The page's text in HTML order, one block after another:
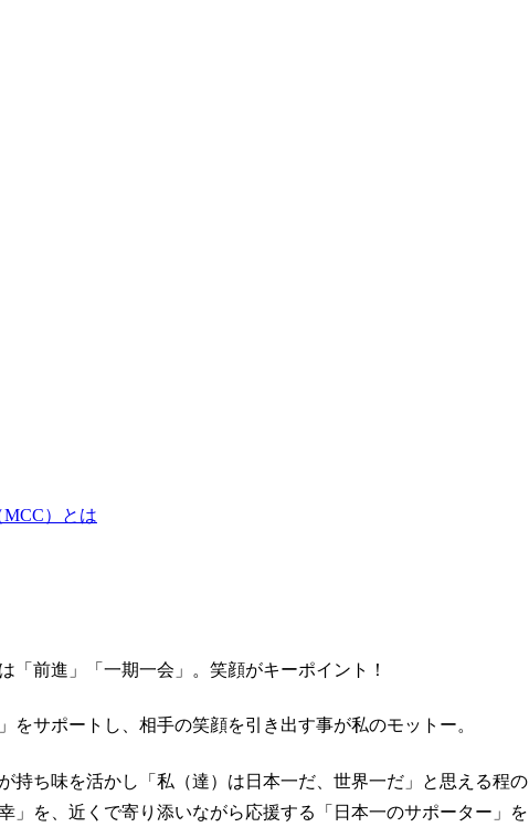
）とは
「前進」「一期一会」。笑顔がキーポイント！
をサポートし、相手の笑顔を引き出す事が私のモットー。
持ち味を活かし「私（達）は日本一だ、世界一だ」と思える程の
」を、近くで寄り添いながら応援する「日本一のサポーター」を